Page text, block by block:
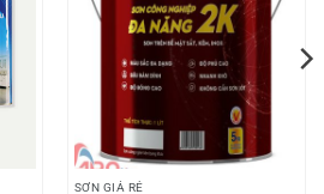
SƠN GIÁ RẺ